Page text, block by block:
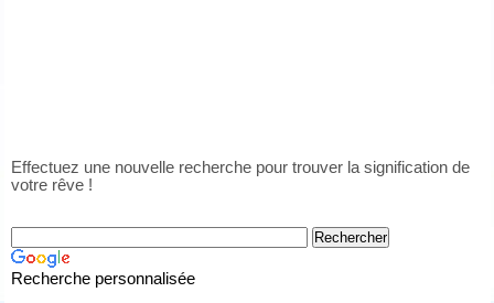
Effectuez une nouvelle recherche pour trouver la signification de
votre rêve !
Recherche personnalisée